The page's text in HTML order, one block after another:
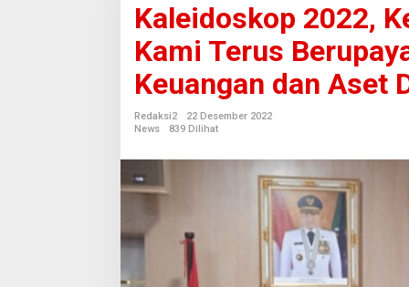
l
e
i
d
o
s
k
2
Kaleidoskop 2022,
Kami Terus
Keuangan dan Aset
Redaksi2
22 Desember 2022
News
839 Dilihat